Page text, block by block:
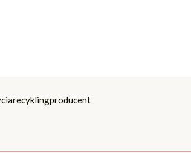
recyklingproducent